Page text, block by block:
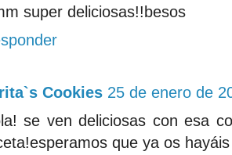
super deliciosas!!besos
Cookies 25 de enero de
se ven deliciosas con esa
que ya os